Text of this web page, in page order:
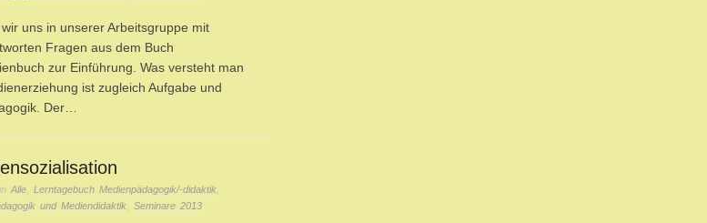
uns in unserer Arbeitsgruppe mit
Fragen aus dem Buch
zur Einführung. Was versteht man
ist zugleich Aufgabe und
Der…
Alle Lerntagebuch Medienpädagogik/-didaktik
und Mediendidaktik Seminare 2013